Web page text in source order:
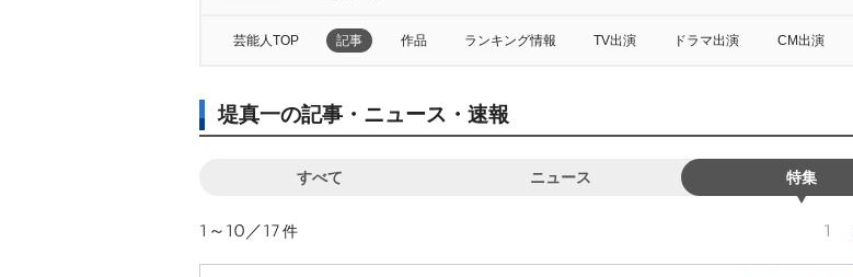
芸能人TOP 記事 作品 ランキング情報 TV出演 ドラマ出演 CM出演
堤真一の記事・ニュース・速報
すべて ニュース 特集
1～10／17件 1